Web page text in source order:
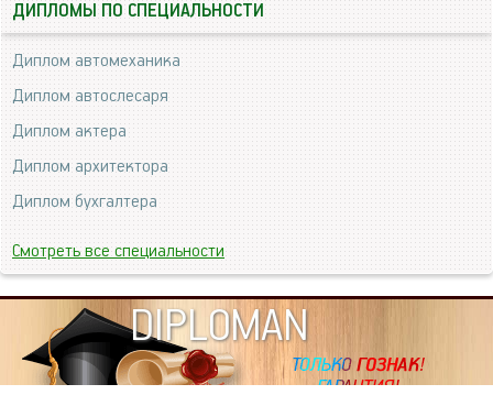
ДИПЛОМЫ ПО СПЕЦИАЛЬНОСТИ
Диплом автомеханика
Диплом автослесаря
Диплом актера
Диплом архитектора
Диплом бухгалтера
Смотреть все специальности
DIPLOMAN